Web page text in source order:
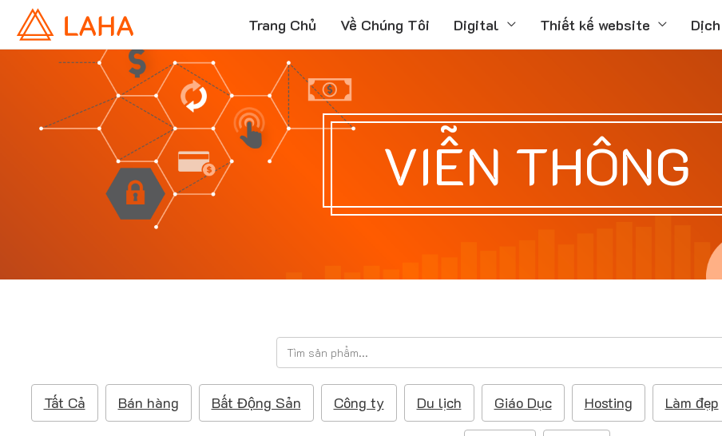
Trang Chủ Về Chúng Tôi Digital Thiết kế website
VIỄN THÔNG
T
ì
m
k
i
Tất Cả Bán hàng Bất Động Sản Công ty Du lịch Giáo Dục Hosting Làm đẹp